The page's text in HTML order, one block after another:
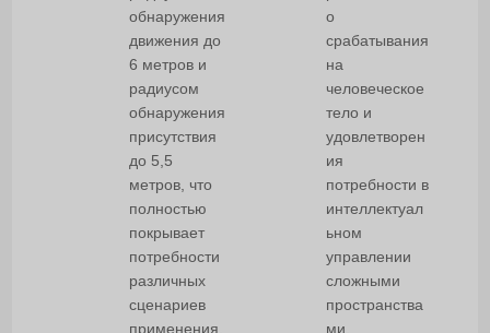
обнаружения
движения до
6 метров и
радиусом
обнаружения
присутствия
до 5,5
метров, что
полностью
покрывает
потребности
различных
сценариев
применения.
о
срабатывания
на
человеческое
тело и
удовлетворен
ия
потребности в
интеллектуал
ьном
управлении
сложными
пространства
ми.